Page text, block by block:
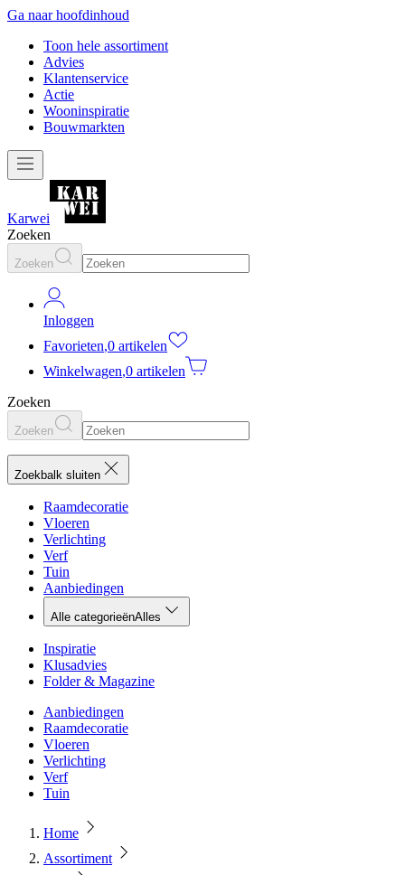
Ga naar hoofdinhoud
Toon hele assortiment
Advies
Klantenservice
Actie
Wooninspiratie
Bouwmarkten
Karwei
Zoeken
Zoeken
Inloggen
Favorieten,0 artikelen
Winkelwagen,0 artikelen
Zoeken
Zoeken
Zoekbalk sluiten
Raamdecoratie
Vloeren
Verlichting
Verf
Tuin
Aanbiedingen
Alle categorieënAlles
Inspiratie
Klusadvies
Folder & Magazine
Aanbiedingen
Raamdecoratie
Vloeren
Verlichting
Verf
Tuin
Home
Assortiment